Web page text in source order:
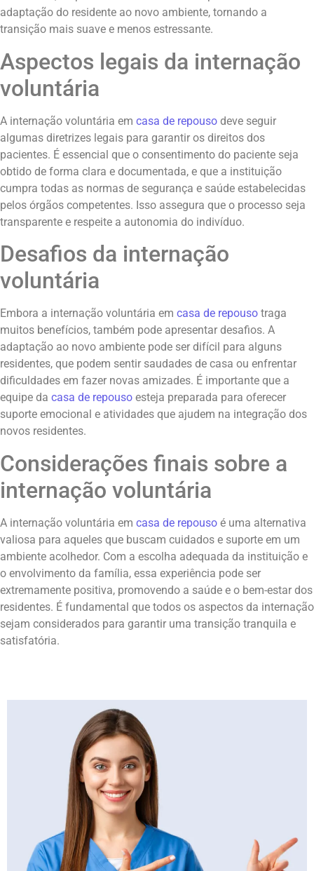
adaptação do residente ao novo ambiente, tornando a
transição mais suave e menos estressante.
Aspectos legais da internação
voluntária
A internação voluntária em casa de repouso deve seguir
algumas diretrizes legais para garantir os direitos dos
pacientes. É essencial que o consentimento do paciente seja
obtido de forma clara e documentada, e que a instituição
cumpra todas as normas de segurança e saúde estabelecidas
pelos órgãos competentes. Isso assegura que o processo seja
transparente e respeite a autonomia do indivíduo.
Desafios da internação
voluntária
Embora a internação voluntária em casa de repouso traga
muitos benefícios, também pode apresentar desafios. A
adaptação ao novo ambiente pode ser difícil para alguns
residentes, que podem sentir saudades de casa ou enfrentar
dificuldades em fazer novas amizades. É importante que a
equipe da casa de repouso esteja preparada para oferecer
suporte emocional e atividades que ajudem na integração dos
novos residentes.
Considerações finais sobre a
internação voluntária
A internação voluntária em casa de repouso é uma alternativa
valiosa para aqueles que buscam cuidados e suporte em um
ambiente acolhedor. Com a escolha adequada da instituição e
o envolvimento da família, essa experiência pode ser
extremamente positiva, promovendo a saúde e o bem-estar dos
residentes. É fundamental que todos os aspectos da internação
sejam considerados para garantir uma transição tranquila e
satisfatória.